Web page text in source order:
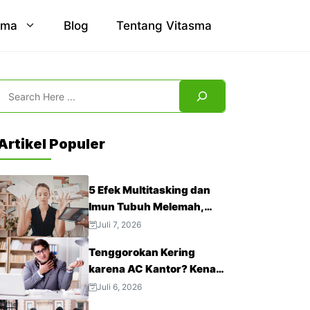
Blog Tentang Vitasma
Populer
5 Efek Multitasking dan
Imun Tubuh Melemah,
Jangan Abaikan!
Juli 7, 2026
Tenggorokan Kering
karena AC Kantor? Kenali
4 Cara Mengatasinya
Juli 6, 2026